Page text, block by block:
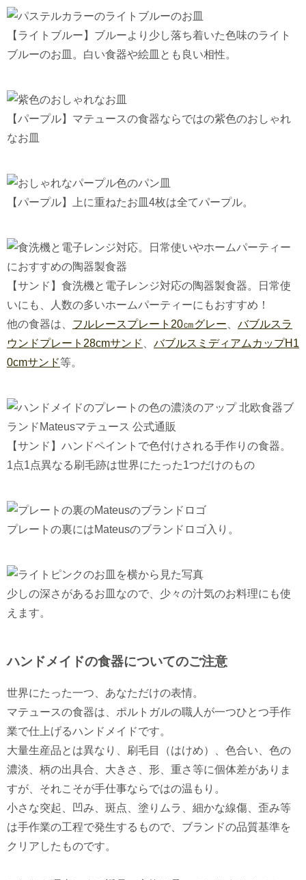
【ライトブルー】ブルーより少し落ち着いた色味のライト
ブルーのお皿。白い食器や絵皿とも良い相性。
【パープル】マテュースの食器ならではの紫色のおしゃれ
なお皿
【パープル】上に重ねたお皿4枚は全てパープル。
【サンド】食洗機と電子レンジ対応の陶器製食器。日常使
いにも、人数の多いホームパーティーにもおすすめ！
他の食器は、 フルレースプレート20㎝グレー
バブルスラ
ウンドプレート28cmサンド
バブルスミディアムカップH1
0cmサンド等。
【サンド】ハンドペイントで色付けされる手作りの食器。
1点1点異なる刷毛跡は世界にたった1つだけのもの
プレートの裏にはMateusのブランドロゴ入り。
少しの深さがあるお皿なので、少々の汁気のお料理にも使
えます。
ハンドメイドの食器についてのご注意
世界にたった一つ、あなただけの表情。
マテュースの食器は、ポルトガルの職人が一つひとつ手作
業で仕上げるハンドメイドです。
大量生産品とは異なり、刷毛目（はけめ）、色合い、色の
濃淡、柄の出具合、大きさ、形、重さ等に個体差がありま
すが、それこそが手仕事ならではの温もり。
小さな突起、凹み、斑点、塗りムラ、細かな線傷、歪み等
は手作業の工程で発生するもので、ブランドの品質基準を
クリアしたものです。